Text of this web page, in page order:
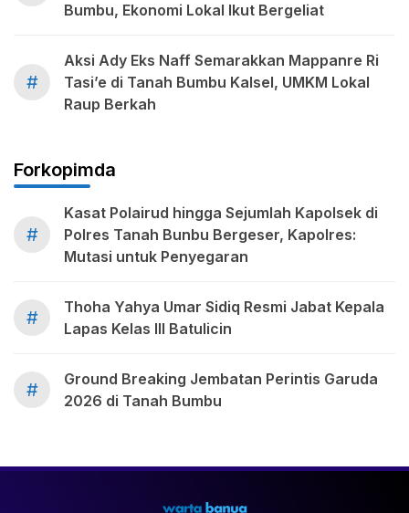
Bumbu, Ekonomi Lokal Ikut Bergeliat
#
Aksi Ady Eks Naff Semarakkan Mappanre Ri
Tasi’e di Tanah Bumbu Kalsel, UMKM Lokal
Raup Berkah
Forkopimda
#
Kasat Polairud hingga Sejumlah Kapolsek di
Polres Tanah Bunbu Bergeser, Kapolres:
Mutasi untuk Penyegaran
#
Thoha Yahya Umar Sidiq Resmi Jabat Kepala
Lapas Kelas III Batulicin
#
Ground Breaking Jembatan Perintis Garuda
2026 di Tanah Bumbu